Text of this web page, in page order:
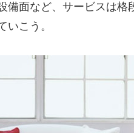
備面など、サービスは格
いこう。